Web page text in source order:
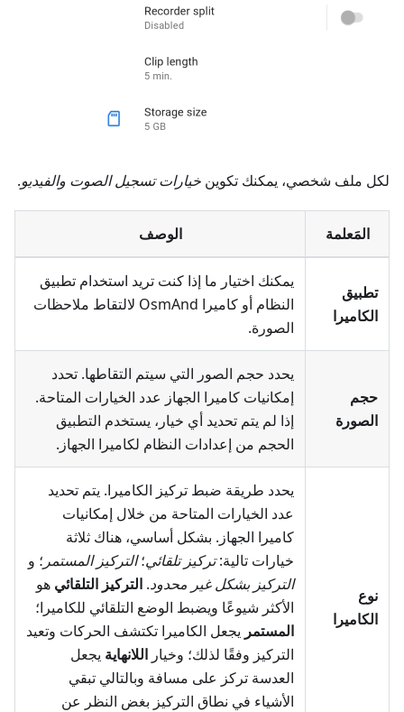
لكل ملف شخصي، يمكنك تكوين خيارات تسجيل الصوت والفيديو.
المَعلمة الوصف
تطبيق
الكاميرا
يمكنك اختيار ما إذا كنت تريد استخدام تطبيق
النظام أو كاميرا OsmAnd لالتقاط
ملاحظات
الصورة.
حجم
الصورة
يحدد حجم الصور التي سيتم التقاطها. تحدد
إمكانيات كاميرا الجهاز عدد الخيارات المتاحة.
إذا لم يتم تحديد أي خيار، يستخدم التطبيق
الحجم من إعدادات النظام لكاميرا الجهاز.
نوع
الكاميرا
يحدد طريقة ضبط تركيز الكاميرا. يتم تحديد
عدد الخيارات المتاحة من خلال إمكانيات
كاميرا الجهاز. بشكل أساسي، هناك ثلاثة
خيارات تالية:تركيز تلقائي؛التركيز المستمر ؛ و
التركيز بشكل غير محدود. التركيز التلقائي هو
الأكثر شيوعًا ويضبط الوضع التلقائي للكاميرا؛
المستمر يجعل الكاميرا تكتشف الحركات وتعيد
التركيز وفقًا لذلك؛ وخيار اللانهاية يجعل
العدسة تركز على مسافة وبالتالي تبقي
الأشياء في نطاق التركيز بغض النظر عن